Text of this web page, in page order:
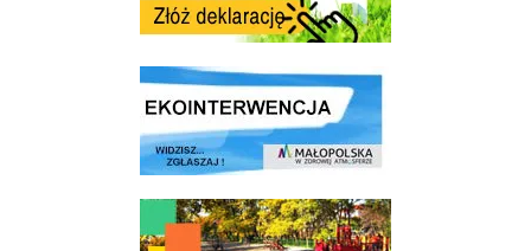
link do strony ekointerwencja dot.- powietrza
link do strony - Wielicki Budżet Obywatelski